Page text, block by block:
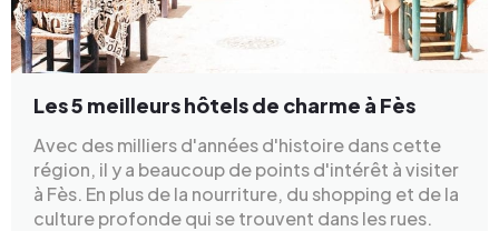
Les 5 meilleurs hôtels de charme à Fès
Avec des milliers d'années d'histoire dans cette
région, il y a beaucoup de points d'intérêt à visiter
à Fès. En plus de la nourriture, du shopping et de la
culture profonde qui se trouvent dans les rues.